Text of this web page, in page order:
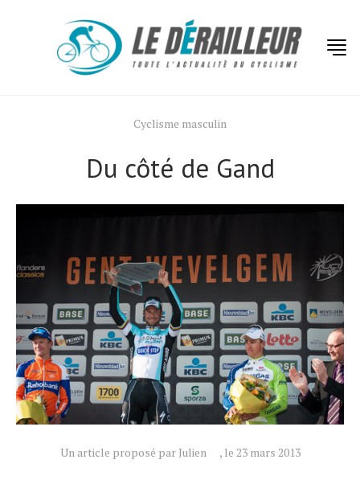
Cyclisme masculin
Du côté de Gand
Un article proposé par Julien , le 23 mars 2013